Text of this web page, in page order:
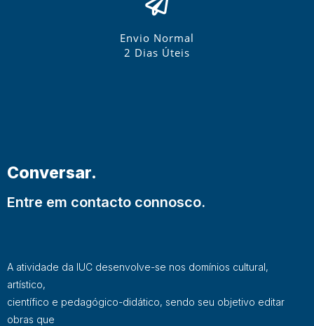
Envio Normal
2 Dias Úteis
Conversar.
Entre em contacto connosco.
A atividade da IUC desenvolve-se nos domínios cultural,
artístico,
científico e pedagógico-didático, sendo seu objetivo editar
obras que